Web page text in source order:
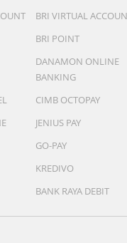
BRI VIRTUAL
BRI POINT
DANAMON ONLINE
BANKING
CIMB OCTOPAY
JENIUS PAY
GO-PAY
KREDIVO
BANK RAYA DEBIT